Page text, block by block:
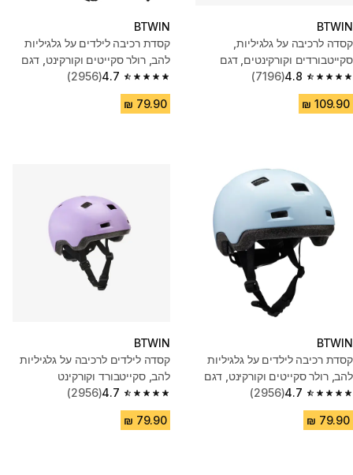
BTWIN
קסדה לרכיבה על גלגיליות,
סקייטבורדים וקורקינטים, דגם
MF500 - לבן
4.8
4.8 out of 5 stars from 7196 reviews
(7196)
BTWIN
קסדת רכיבה לילדים על גלגיליות
להב, רולר סקייטים וקורקינט, דגם
B100 - כתום
4.7
4.7 out of 5 stars from 2956 reviews
(2956)
BTWIN
קסדת רכיבה לילדים על גלגיליות
להב, רולר סקייטים וקורקינט, דגם
B100 - כחול
4.7
4.7 out of 5 stars from 2956 reviews
(2956)
BTWIN
קסדה לילדים לרכיבה על גלגיליות
להב, סקייטבורד וקורקינט
4.7
4.7 out of 5 stars from 2956 reviews
(2956)